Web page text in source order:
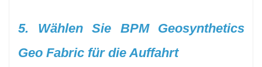
5. Wählen Sie BPM Geosynthetics
Geo Fabric für die Auffahrt